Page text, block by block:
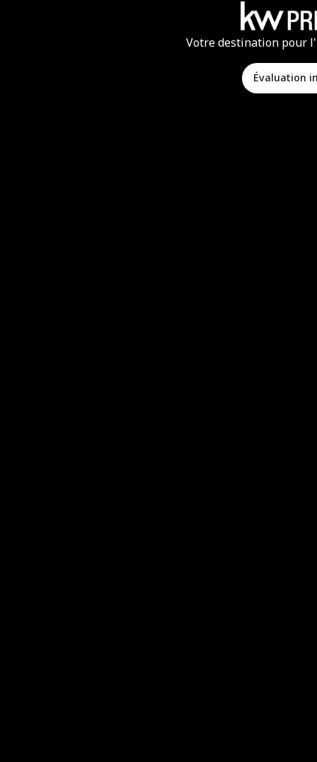
Votre destination pour
Évaluation